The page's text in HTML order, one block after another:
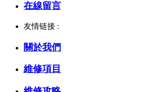
在線留言
友情链接 :
關於我們
維修項目